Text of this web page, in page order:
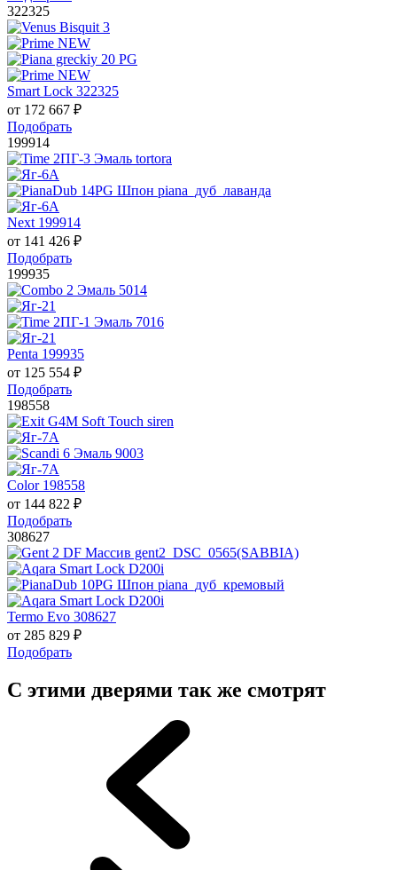
322325
Smart Lock 322325
от 172 667 ₽
Подобрать
199914
Next 199914
от 141 426 ₽
Подобрать
199935
Penta 199935
от 125 554 ₽
Подобрать
198558
Color 198558
от 144 822 ₽
Подобрать
308627
Termo Evo 308627
от 285 829 ₽
Подобрать
С этими дверями так же смотрят